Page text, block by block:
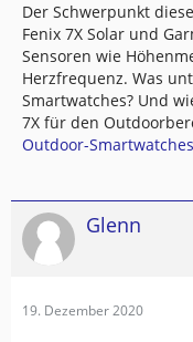
Der Schwerpunkt
Fenix 7X Solar und
Sensoren wie
Herzfrequenz. Was
Smartwatches? Und
7X für den
Outdoor-
Glenn
19. Dezember 2020